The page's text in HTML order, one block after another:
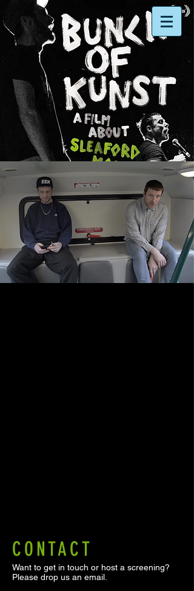
CONTACT
Want to get in touch or host a screening?
Please drop us an email.